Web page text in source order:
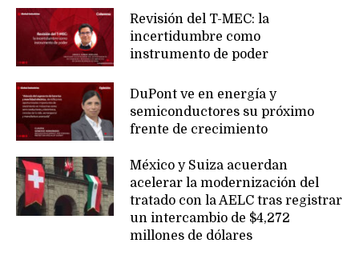
Revisión del T-MEC: la
incertidumbre como
instrumento de poder
DuPont ve en energía y
semiconductores su próximo
frente de crecimiento
México y Suiza acuerdan
acelerar la modernización del
tratado con la AELC tras registrar
un intercambio de $4,272
millones de dólares